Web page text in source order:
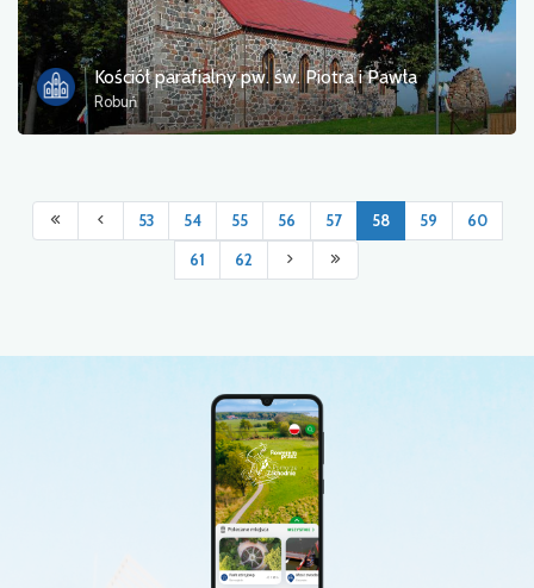
Kościół parafialny pw. św. Piotra i Pawła
Robuń
53 54 55 56 57 58 59 60
61 62